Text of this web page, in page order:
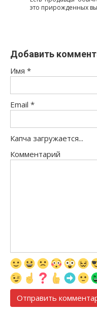
это прирожденных
Добавить
Имя *
Email *
Капча загружается...
Комментарий